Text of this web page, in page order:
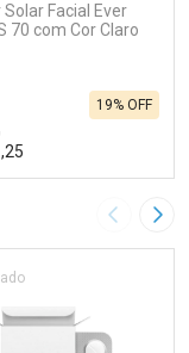
Facial Ever
70 com Cor Claro
,25
19% OFF
Imagem